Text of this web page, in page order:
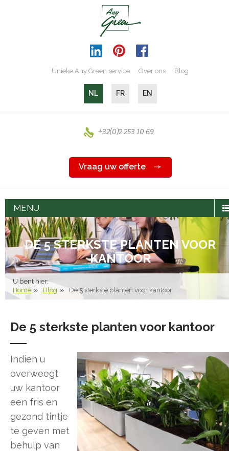
Unieke Any Green service Over ons Blog
NL FR EN
+32(0)2 253 10 69
Vraag uw offerte
MENU
DE 5 STERKSTE PLANTEN VOOR
KANTOOR
U bent hier:
Home Blog De 5 sterkste planten voor kantoor
De 5 sterkste planten voor kantoor
Indien u
overweegt
uw kantoor
een fris en
gezond tintje
te geven met
behulp van